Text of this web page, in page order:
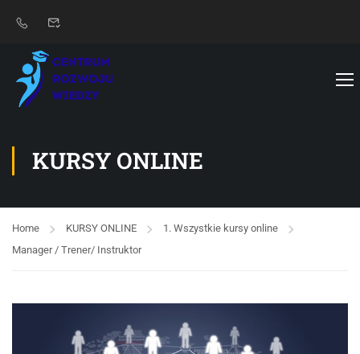
KURSY ONLINE
Home KURSY ONLINE
1. Wszystkie kursy online
Manager / Trener/ Instruktor